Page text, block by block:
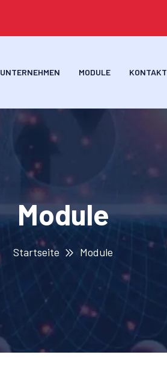
UNTERNEHMEN MODULE KONTAKT
Module
Startseite Module